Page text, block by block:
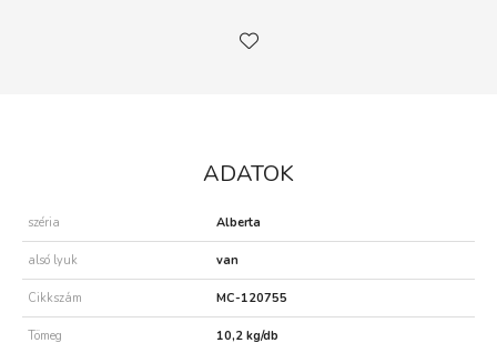
ADATOK
széria Alberta
alsó lyuk van
Cikkszám MC-120755
Tömeg 10,2 kg/db